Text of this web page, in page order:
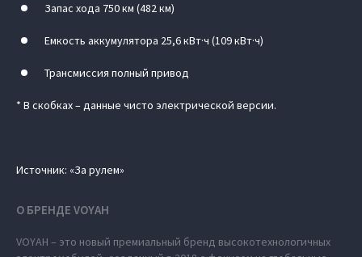
Запас хода 750 км (482 км)
Емкость аккумулятора 25,6 кВт·ч (109 кВт·ч)
Трансмиссия полный привод
* В скобках – данные чисто электрической версии.
Источник: «За рулем»
О БРЕНДЕ VOYAH
VOYAH – это новый премиальный бренд высокотехнологичных